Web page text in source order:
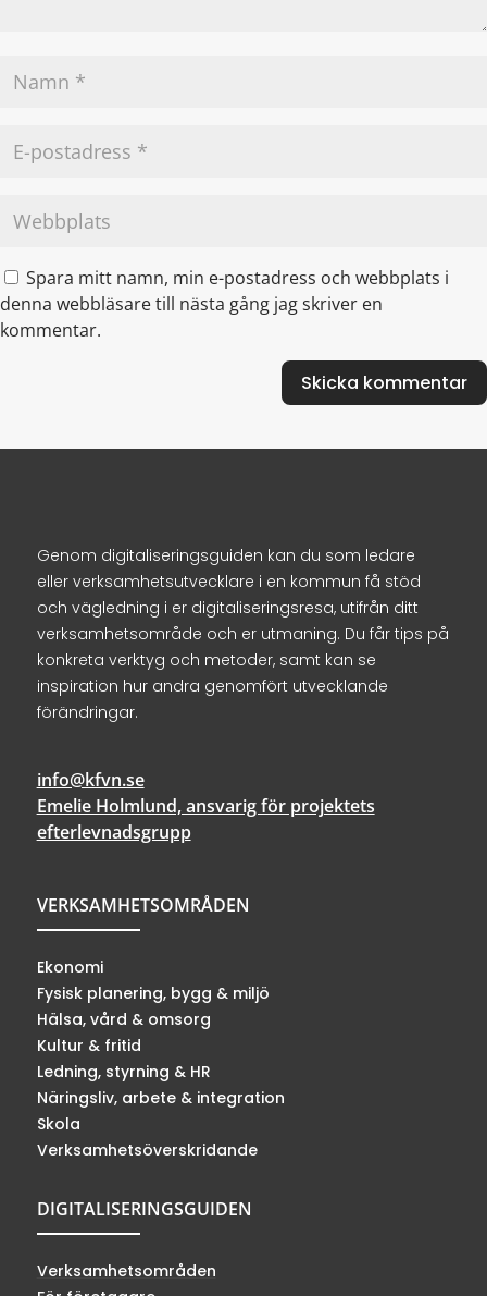
Spara mitt namn, min e-postadress och webbplats i
denna webbläsare till nästa gång jag skriver en
kommentar.
Genom digitaliseringsguiden kan du som ledare
eller verksamhetsutvecklare i en kommun få stöd
och vägledning i er digitaliseringsresa, utifrån ditt
verksamhetsområde och er utmaning. Du får tips på
konkreta verktyg och metoder, samt kan se
inspiration hur andra genomfört utvecklande
förändringar.
info@kfvn.se
Emelie Holmlund, ansvarig för projektets
efterlevnadsgrupp
VERKSAMHETSOMRÅDEN
Ekonomi
Fysisk planering, bygg & miljö
Hälsa, vård & omsorg
Kultur & fritid
Ledning, styrning & HR
Näringsliv, arbete & integration
Skola
Verksamhetsöverskridande
DIGITALISERINGSGUIDEN
Verksamhetsområden